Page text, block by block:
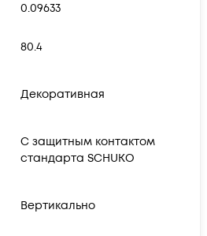
0.09633
80.4
Декоративная
С защитным контактом
стандарта SCHUKO
Вертикально